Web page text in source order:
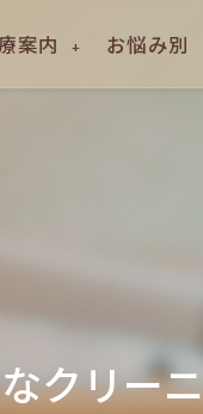
案内 お悩み別
クリー